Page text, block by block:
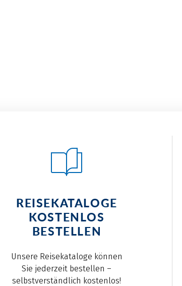
REISEKATALOGE
KOSTENLOS
BESTELLEN
Unsere Reisekataloge können
Sie jederzeit bestellen –
selbstverständlich kostenlos!